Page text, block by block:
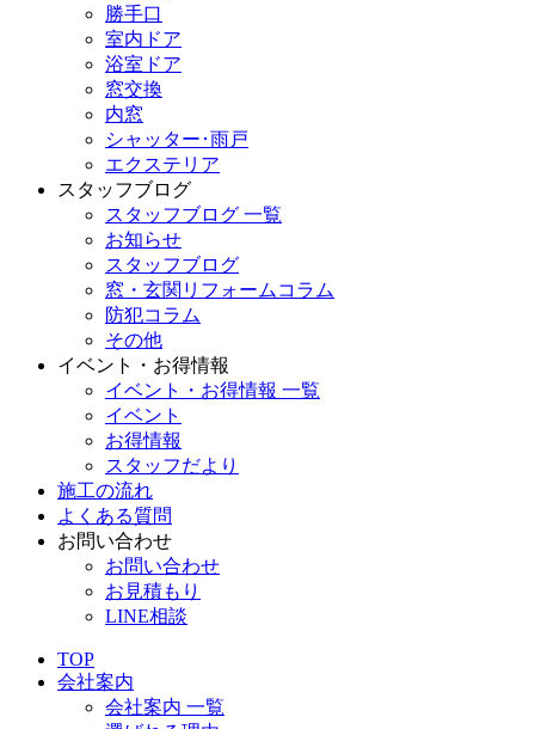
勝手口
室内ドア
浴室ドア
窓交換
内窓
シャッター･雨戸
エクステリア
スタッフブログ
スタッフブログ 一覧
お知らせ
スタッフブログ
窓・玄関リフォームコラム
防犯コラム
その他
イベント・お得情報
イベント・お得情報 一覧
イベント
お得情報
スタッフだより
施工の流れ
よくある質問
お問い合わせ
お問い合わせ
お見積もり
LINE相談
TOP
会社案内
会社案内 一覧